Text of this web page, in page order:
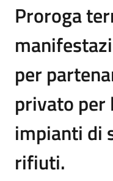
Proroga
per
privato per
impianti di
rifiuti.